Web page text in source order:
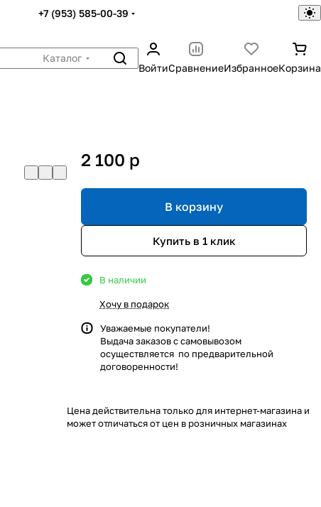
+7 (953) 585-00-39
Каталог
ВойтиСравнениеИзбранноеКорзина
2 100 p
В корзину
Купить в 1 клик
В наличии
Хочу в подарок
Уважаемые покупатели!
Выдача заказов с самовывозом
осуществляется по предварительной
договоренности!
Цена действительна только для интернет-магазина и
может отличаться от цен в розничных магазинах